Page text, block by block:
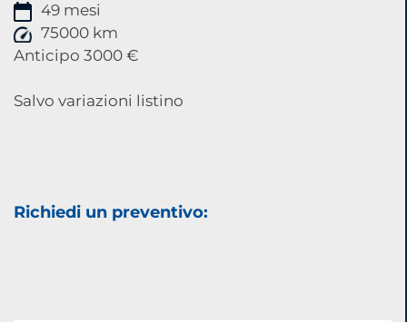
49 mesi
75000 km
Anticipo 3000 €
Salvo variazioni listino
Richiedi un preventivo: